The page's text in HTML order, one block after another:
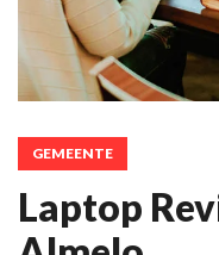
GEMEENTE
Laptop